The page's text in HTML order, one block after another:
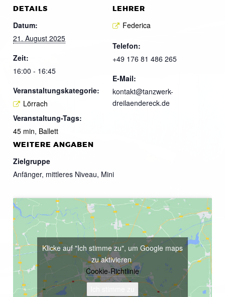
DETAILS
Datum:
21. August 2025
Zeit:
16:00 - 16:45
Veranstaltungskategorie:
Lörrach
Veranstaltung-Tags:
45 min, Ballett
LEHRER
Federica
Telefon:
+49 176 81 486 265
E-Mail:
kontakt@tanzwerk-
dreilaendereck.de
WEITERE ANGABEN
Zielgruppe
Anfänger, mittleres Niveau, Mini
Klicke auf "Ich stimme zu", um Google maps
zu aktivieren
Cookie-Richtlinie